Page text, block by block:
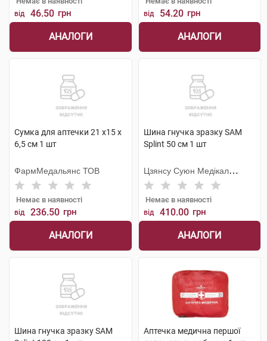
від 46.50 грн
АНАЛОГИ
від 54.20 грн
АНАЛОГИ
Сумка для аптечки 21 х15 х
6,5 см 1 шт
ФармМедальянс ТОВ
Немає в наявності
від 236.50 грн
АНАЛОГИ
Шина гнучка зразку SAM
Splint 50 см 1 шт
Цзянсу Суюн Медікал
Метіріалс
Немає в наявності
від 410.00 грн
АНАЛОГИ
Шина гнучка зразку SAM
Аптечка медична першої